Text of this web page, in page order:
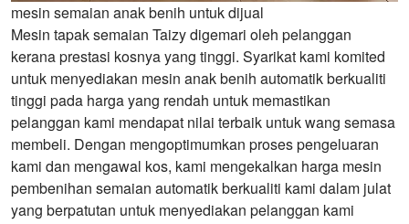
mesin semaian anak benih untuk dijual
Mesin tapak semaian Taizy digemari oleh pelanggan
kerana prestasi kosnya yang tinggi. Syarikat kami komited
untuk menyediakan mesin anak benih automatik berkualiti
tinggi pada harga yang rendah untuk memastikan
pelanggan kami mendapat nilai terbaik untuk wang semasa
membeli. Dengan mengoptimumkan proses pengeluaran
kami dan mengawal kos, kami mengekalkan harga mesin
pembenihan semaian automatik berkualiti kami dalam julat
yang berpatutan untuk menyediakan pelanggan kami